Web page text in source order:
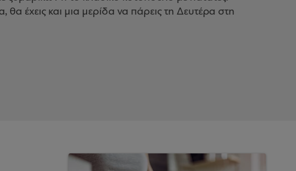
έχεις και μια μερίδα να πάρεις τη Δευτέρα στη